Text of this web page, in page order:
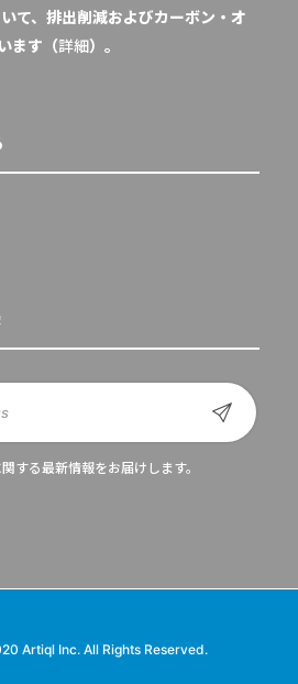
て、排出削減およびカーボン・オ
ます（詳細）。
する最新情報をお届けします。
Artiql Inc. All Rights Reserved.